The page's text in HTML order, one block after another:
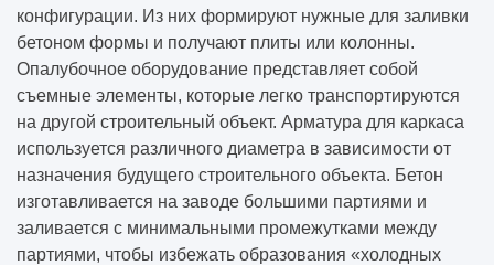
конфигурации. Из них формируют нужные для заливки
бетоном формы и получают плиты или колонны.
Опалубочное оборудование представляет собой
съемные элементы, которые легко транспортируются
на другой строительный объект. Арматура для каркаса
используется различного диаметра в зависимости от
назначения будущего строительного объекта. Бетон
изготавливается на заводе большими партиями и
заливается с минимальными промежутками между
партиями, чтобы избежать образования «холодных